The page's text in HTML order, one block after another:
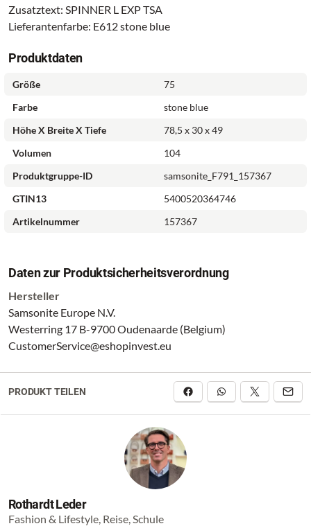
Zusatztext: SPINNER L EXP TSA
Lieferantenfarbe: E612 stone blue
Produktdaten
Größe
75
Farbe
stone blue
Höhe X Breite X Tiefe
78,5 x 30 x 49
Volumen
104
Produktgruppe-ID
samsonite_F791_157367
GTIN13
5400520364746
Artikelnummer
157367
Daten zur Produktsicherheitsverordnung
Hersteller
Samsonite Europe N.V.
Westerring 17 B-9700 Oudenaarde (Belgium)
CustomerService@eshopinvest.eu
PRODUKT TEILEN
Rothardt Leder
Fashion & Lifestyle, Reise, Schule